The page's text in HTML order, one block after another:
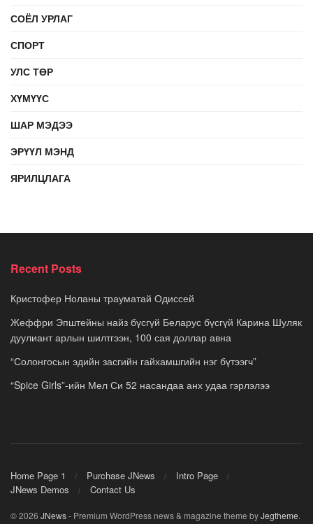
СОЁЛ УРЛАГ
СПОРТ
УЛС ТӨР
ХҮМҮҮС
ШАР МЭДЭЭ
ЭРҮҮЛ МЭНД
ЯРИЛЦЛАГА
Recent Posts
Кристофер Ноланы трауматай Одиссей
Жеффри Эпштейны найз бүсгүй Беларус бүсгүй Карина Шуляк
дуулиант арлын шилтгээн, 100 сая доллар авна
“Солонгосын эдийн засгийн гайхамшгийн нэг бүтээгч”
“Spice Girls”-ийн Мел Си 52 насандаа анх удаа гэрлэлээ
Home Page 1 Purchase JNews
Intro Page
JNews Demos
Contact Us
© 2026 JNews- Premium WordPress news & magazine theme byJegtheme.